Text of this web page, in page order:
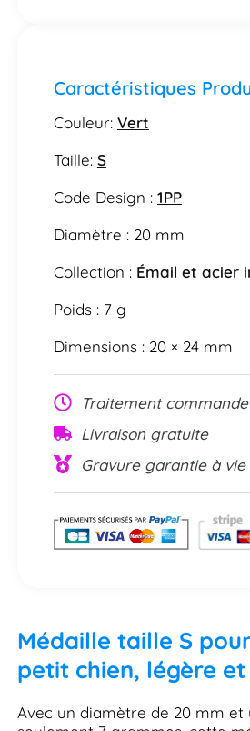
Caractéristiques
Couleur: Vert
Taille: S
Code Design : 1PP
Diamètre : 20 mm
Collection : Émail et acier
Poids : 7 g
Dimensions : 20 × 24 mm
Traitement
Livraison gratuite
Gravure garantie à vie
Médaille taille S
petit chien, légère
Avec un diamètre de 20 mm et